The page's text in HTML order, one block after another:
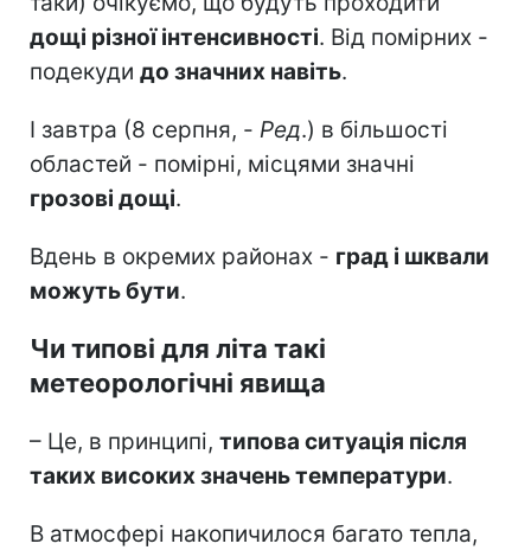
дощі різної інтенсивності. Від помірних -
подекуди до значних навіть.
І завтра (8 серпня, - Ред.) в більшості
областей - помірні, місцями значні
грозові дощі.
Вдень в окремих районах - град і шквали
можуть бути.
Чи типові для літа такі
метеорологічні явища
– Це, в принципі, типова ситуація після
таких високих значень температури.
В атмосфері накопичилося багато тепла,